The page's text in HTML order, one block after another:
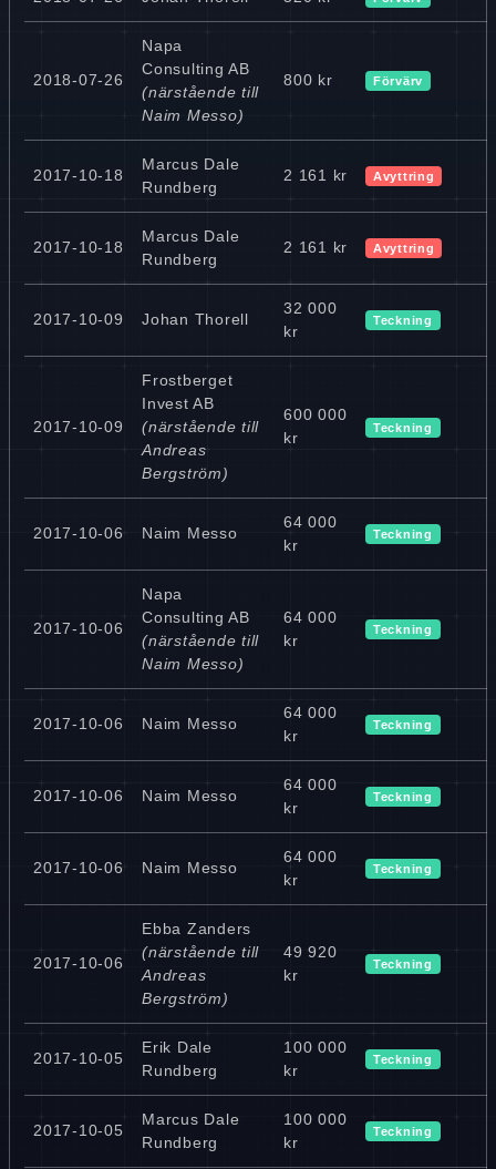
2018-07-26
Napa
Consulting AB
(närstående till
Naim Messo)
800 kr Förvärv
2017-10-18
Marcus Dale
Rundberg
2 161 kr Avyttring
2017-10-18
Marcus Dale
Rundberg
2 161 kr Avyttring
2017-10-09 Johan Thorell
32 000
kr
Teckning
2017-10-09
Frostberget
Invest AB
(närstående till
Andreas
Bergström)
600 000
kr
Teckning
2017-10-06 Naim Messo
64 000
kr
Teckning
2017-10-06
Napa
Consulting AB
(närstående till
Naim Messo)
64 000
kr
Teckning
2017-10-06 Naim Messo
64 000
kr
Teckning
2017-10-06 Naim Messo
64 000
kr
Teckning
2017-10-06 Naim Messo
64 000
kr
Teckning
2017-10-06
Ebba Zanders
(närstående till
Andreas
Bergström)
49 920
kr
Teckning
2017-10-05
Erik Dale
Rundberg
100 000
kr
Teckning
2017-10-05
Marcus Dale
Rundberg
100 000
kr
Teckning